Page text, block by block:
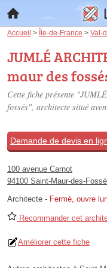
Accueil > Île-de-France > Val-
JUMLÉ
maur des
Cette fiche présente
fossés", architecte situé
Demande de devis en
100 avenue Carnot
94100 Saint-Maur-des-
Architecte - Fermé, ouvre
Recommander cet
Améliorer cette fiche